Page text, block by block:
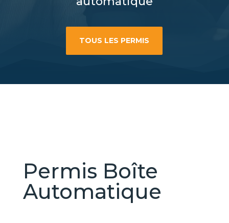
TOUS LES PERMIS
Permis Boîte
Automatique